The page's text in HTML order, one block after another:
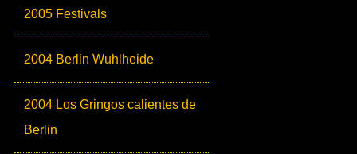
2005 Festivals
2004 Berlin Wuhlheide
2004 Los Gringos calientes de
Berlin